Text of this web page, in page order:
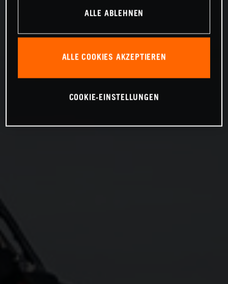
ALLE ABLEHNEN
ALLE COOKIES AKZEPTIEREN
COOKIE-EINSTELLUNGEN